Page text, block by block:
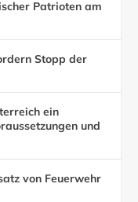
Patrioten am
Stopp der
ein
und
von Feuerwehr